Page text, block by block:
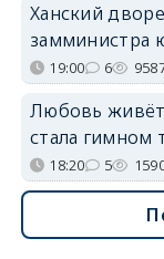
Ханский
замминистра
19:00 6
Любовь живёт
стала гимном
18:20 5